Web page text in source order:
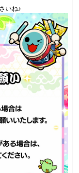
いね♪